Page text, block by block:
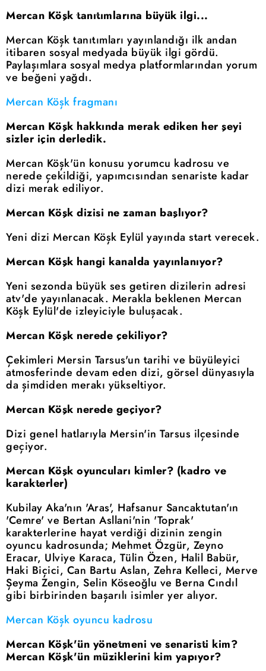
Mercan Köşk tanıtımlarına büyük ilgi...
Mercan Köşk tanıtımları yayınlandığı ilk andan
itibaren sosyal medyada büyük ilgi gördü.
Paylaşımlara sosyal medya platformlarından yorum
ve beğeni yağdı.
Mercan Köşk fragmanı
Mercan Köşk hakkında merak ediken her şeyi
sizler için derledik.
Mercan Köşk'ün konusu yorumcu kadrosu ve
nerede çekildiği, yapımcısından senariste kadar
dizi merak ediliyor.
Mercan Köşk dizisi ne zaman başlıyor?
Yeni dizi Mercan Köşk Eylül yayında start verecek.
Mercan Köşk hangi kanalda yayınlanıyor?
Yeni sezonda büyük ses getiren dizilerin adresi
atv'de yayınlanacak. Merakla beklenen Mercan
Köşk Eylül'de izleyiciyle buluşacak.
Mercan Köşk nerede çekiliyor?
Çekimleri Mersin Tarsus'un tarihi ve büyüleyici
atmosferinde devam eden dizi, görsel dünyasıyla
da şimdiden merakı yükseltiyor.
Mercan Köşk nerede geçiyor?
Dizi genel hatlarıyla Mersin'in Tarsus ilçesinde
geçiyor.
Mercan Köşk oyuncuları kimler? (kadro ve
karakterler)
Kubilay Aka'nın 'Aras', Hafsanur Sancaktutan'ın
'Cemre' ve Bertan Asllani'nin 'Toprak'
karakterlerine hayat verdiği dizinin zengin
oyuncu kadrosunda; Mehmet Özgür, Zeyno
Eracar, Ulviye Karaca, Tülin Özen, Halil Babür,
Haki Biçici, Can Bartu Aslan, Zehra Kelleci, Merve
Şeyma Zengin, Selin Köseoğlu ve Berna Cındıl
gibi birbirinden başarılı isimler yer alıyor.
Mercan Köşk oyuncu kadrosu
Mercan Köşk'ün yönetmeni ve senaristi kim?
Mercan Köşk'ün müziklerini kim yapıyor?